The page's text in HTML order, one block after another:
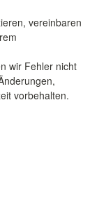
vereinbaren
wir Fehler nicht
vorbehalten.